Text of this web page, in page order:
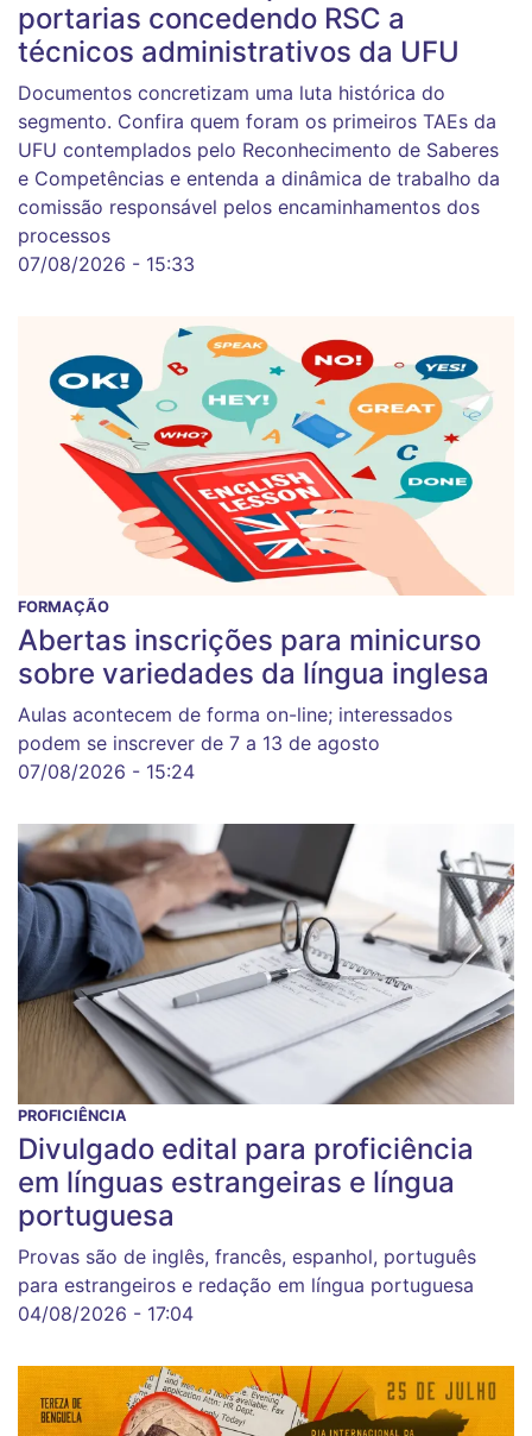
portarias concedendo RSC a
técnicos administrativos da UFU
Documentos concretizam uma luta histórica do
segmento. Confira quem foram os primeiros TAEs da
UFU contemplados pelo Reconhecimento de Saberes
e Competências e entenda a dinâmica de trabalho da
comissão responsável pelos encaminhamentos dos
processos
07/08/2026 - 15:33
FORMAÇÃO
Abertas inscrições para minicurso
sobre variedades da língua inglesa
Aulas acontecem de forma on-line; interessados
podem se inscrever de 7 a 13 de agosto
07/08/2026 - 15:24
PROFICIÊNCIA
Divulgado edital para proficiência
em línguas estrangeiras e língua
portuguesa
Provas são de inglês, francês, espanhol, português
para estrangeiros e redação em língua portuguesa
04/08/2026 - 17:04